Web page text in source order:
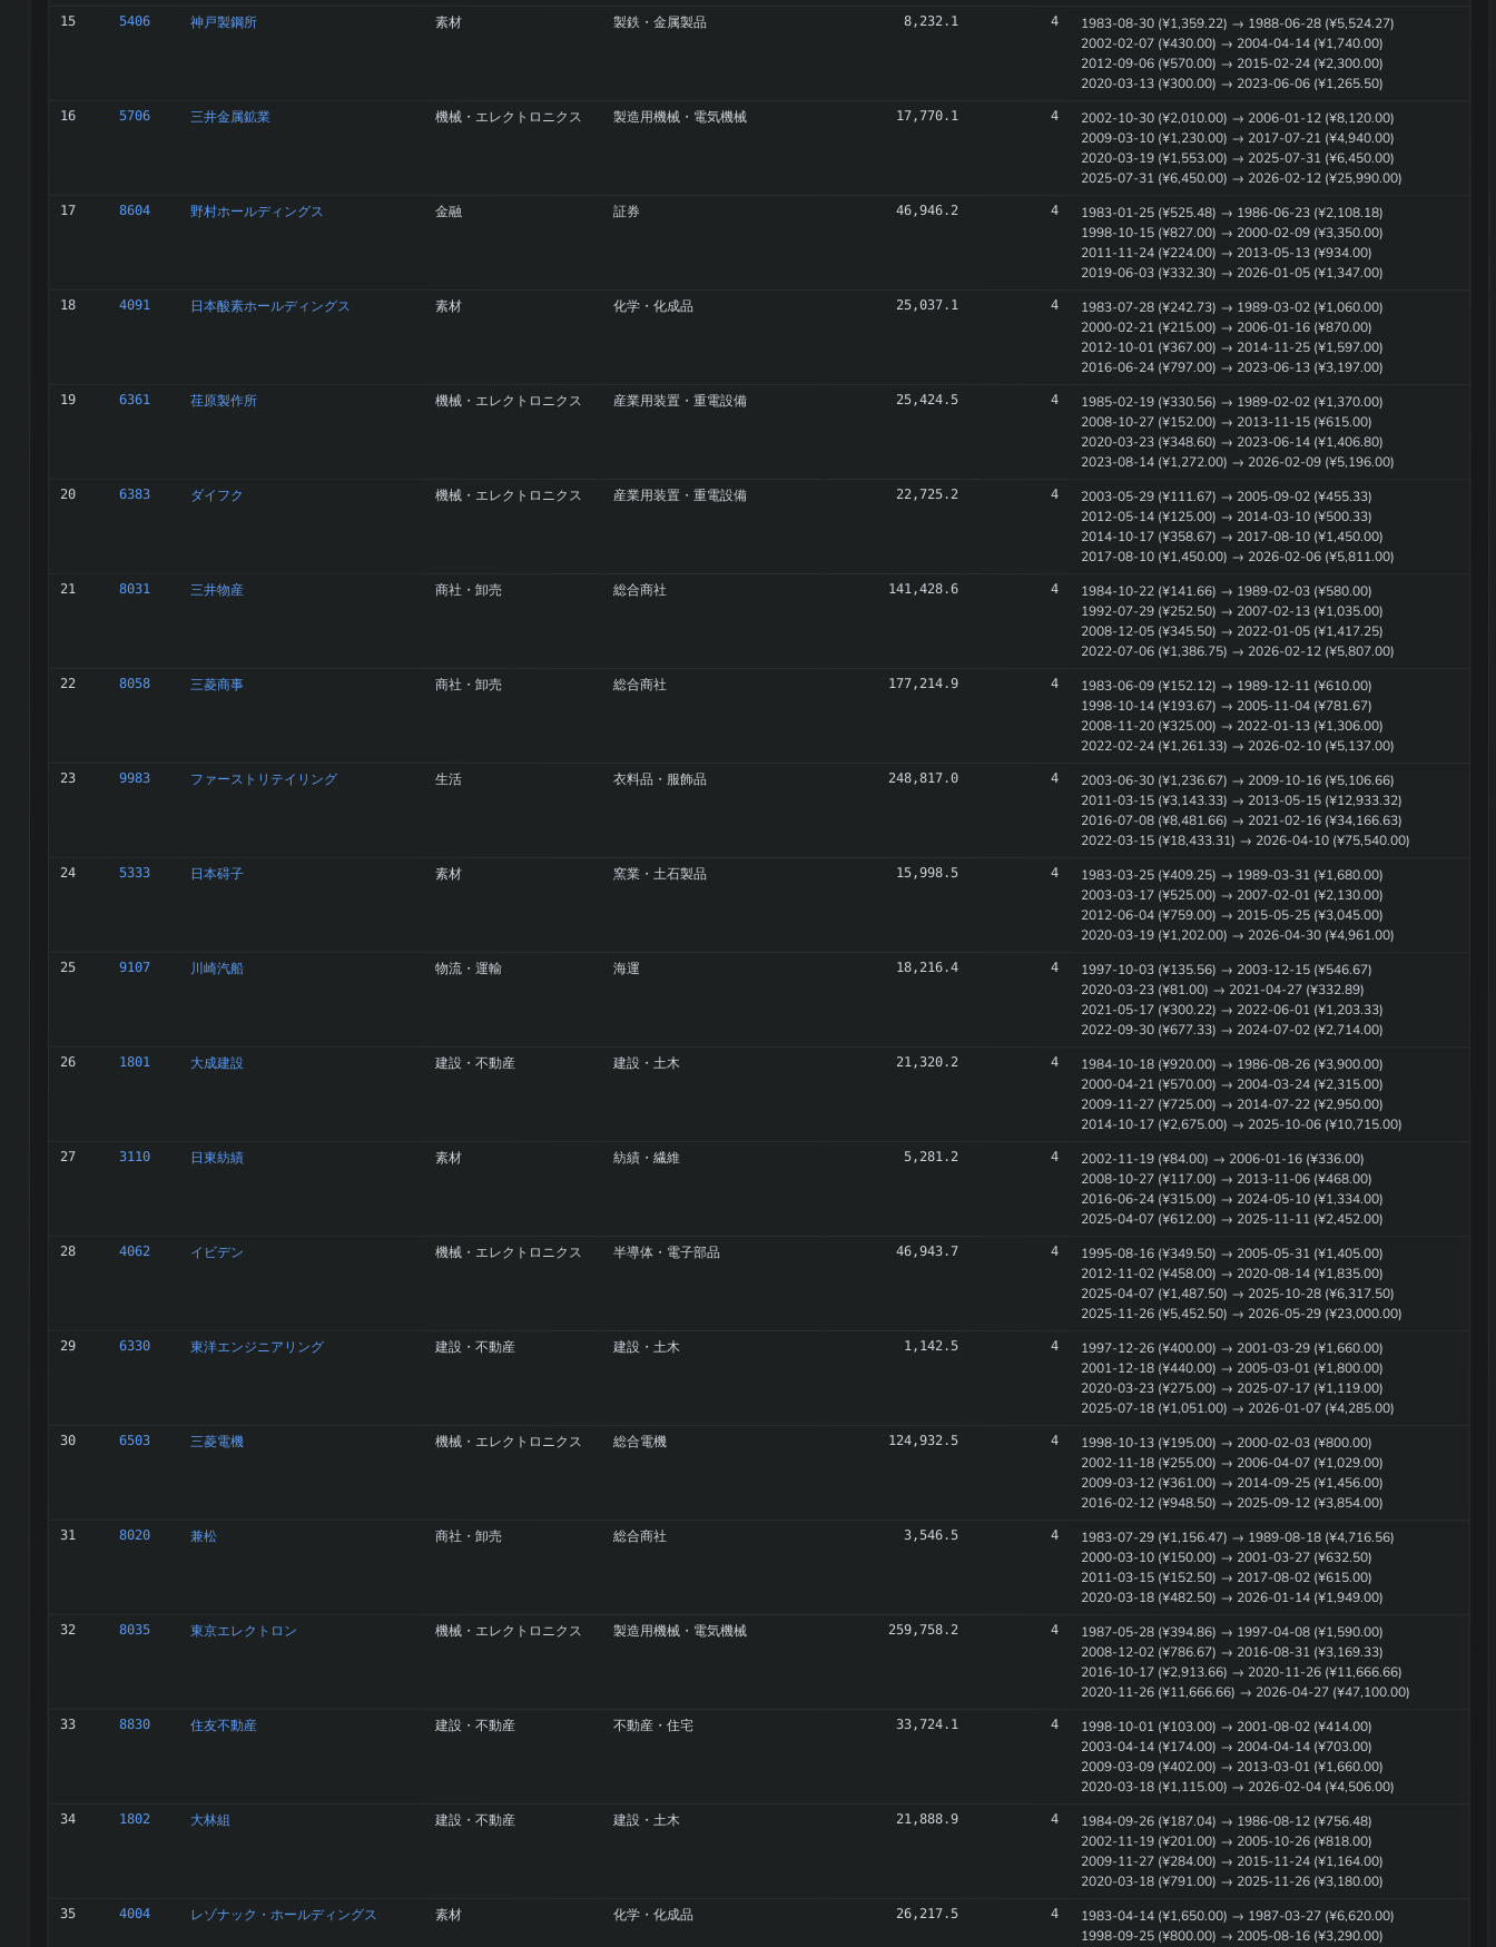
15 5406 神戸製鋼所 素材 製鉄・金属製品 8,232.1 4 1983-08-30 (¥1,359.22) → 1988-06-28 (¥5,524.27)
2002-02-07 (¥430.00) → 2004-04-14 (¥1,740.00)
2012-09-06 (¥570.00) → 2015-02-24 (¥2,300.00)
2020-03-13 (¥300.00) → 2023-06-06 (¥1,265.50)
16 5706 三井金属鉱業 機械・エレクトロニクス 製造用機械・電気機械 17,770.1 4
2002-10-30 (¥2,010.00) → 2006-01-12 (¥8,120.00)
2009-03-10 (¥1,230.00) → 2017-07-21 (¥4,940.00)
2020-03-19 (¥1,553.00) → 2025-07-31 (¥6,450.00)
2025-07-31 (¥6,450.00) → 2026-02-12 (¥25,990.00)
17 8604 野村ホールディングス 金融 証券 46,946.2 4
1983-01-25 (¥525.48) → 1986-06-23 (¥2,108.18)
1998-10-15 (¥827.00) → 2000-02-09 (¥3,350.00)
2011-11-24 (¥224.00) → 2013-05-13 (¥934.00)
2019-06-03 (¥332.30) → 2026-01-05 (¥1,347.00)
18 4091 日本酸素ホールディングス 素材 化学・化成品 25,037.1 4 1983-07-28 (¥242.73) → 1989-03-02 (¥1,060.00)
2000-02-21 (¥215.00) → 2006-01-16 (¥870.00)
2012-10-01 (¥367.00) → 2014-11-25 (¥1,597.00)
2016-06-24 (¥797.00) → 2023-06-13 (¥3,197.00)
19 6361 荏原製作所 機械・エレクトロニクス 産業用装置・重電設備 25,424.5 4 1985-02-19 (¥330.56) → 1989-02-02 (¥1,370.00)
2008-10-27 (¥152.00) → 2013-11-15 (¥615.00)
2020-03-23 (¥348.60) → 2023-06-14 (¥1,406.80)
2023-08-14 (¥1,272.00) → 2026-02-09 (¥5,196.00)
20 6383 ダイフク 機械・エレクトロニクス 産業用装置・重電設備 22,725.2 4
2003-05-29 (¥111.67) → 2005-09-02 (¥455.33)
2012-05-14 (¥125.00) → 2014-03-10 (¥500.33)
2014-10-17 (¥358.67) → 2017-08-10 (¥1,450.00)
2017-08-10 (¥1,450.00) → 2026-02-06 (¥5,811.00)
21 8031 三井物産 商社・卸売 総合商社 141,428.6 4 1984-10-22 (¥141.66) → 1989-02-03 (¥580.00)
1992-07-29 (¥252.50) → 2007-02-13 (¥1,035.00)
2008-12-05 (¥345.50) → 2022-01-05 (¥1,417.25)
2022-07-06 (¥1,386.75) → 2026-02-12 (¥5,807.00)
22 8058 三菱商事 商社・卸売 総合商社 177,214.9 4
1983-06-09 (¥152.12) → 1989-12-11 (¥610.00)
1998-10-14 (¥193.67) → 2005-11-04 (¥781.67)
2008-11-20 (¥325.00) → 2022-01-13 (¥1,306.00)
2022-02-24 (¥1,261.33) → 2026-02-10 (¥5,137.00)
23 9983 ファーストリテイリング 生活 衣料品・服飾品 248,817.0 4 2003-06-30 (¥1,236.67) → 2009-10-16 (¥5,106.66)
2011-03-15 (¥3,143.33) → 2013-05-15 (¥12,933.32)
2016-07-08 (¥8,481.66) → 2021-02-16 (¥34,166.63)
2022-03-15 (¥18,433.31) → 2026-04-10 (¥75,540.00)
24 5333 日本碍子 素材 窯業・土石製品 15,998.5 4
1983-03-25 (¥409.25) → 1989-03-31 (¥1,680.00)
2003-03-17 (¥525.00) → 2007-02-01 (¥2,130.00)
2012-06-04 (¥759.00) → 2015-05-25 (¥3,045.00)
2020-03-19 (¥1,202.00) → 2026-04-30 (¥4,961.00)
25 9107 川崎汽船 物流・運輸 海運 18,216.4 4 1997-10-03 (¥135.56) → 2003-12-15 (¥546.67)
2020-03-23 (¥81.00) → 2021-04-27 (¥332.89)
2021-05-17 (¥300.22) → 2022-06-01 (¥1,203.33)
2022-09-30 (¥677.33) → 2024-07-02 (¥2,714.00)
26 1801 大成建設 建設・不動産 建設・土木 21,320.2 4
1984-10-18 (¥920.00) → 1986-08-26 (¥3,900.00)
2000-04-21 (¥570.00) → 2004-03-24 (¥2,315.00)
2009-11-27 (¥725.00) → 2014-07-22 (¥2,950.00)
2014-10-17 (¥2,675.00) → 2025-10-06 (¥10,715.00)
27 3110 日東紡績 素材 紡績・繊維 5,281.2 4 2002-11-19 (¥84.00) → 2006-01-16 (¥336.00)
2008-10-27 (¥117.00) → 2013-11-06 (¥468.00)
2016-06-24 (¥315.00) → 2024-05-10 (¥1,334.00)
2025-04-07 (¥612.00) → 2025-11-11 (¥2,452.00)
28 4062 イビデン 機械・エレクトロニクス 半導体・電子部品 46,943.7 4
1995-08-16 (¥349.50) → 2005-05-31 (¥1,405.00)
2012-11-02 (¥458.00) → 2020-08-14 (¥1,835.00)
2025-04-07 (¥1,487.50) → 2025-10-28 (¥6,317.50)
2025-11-26 (¥5,452.50) → 2026-05-29 (¥23,000.00)
29 6330 東洋エンジニアリング 建設・不動産 建設・土木 1,142.5 4
1997-12-26 (¥400.00) → 2001-03-29 (¥1,660.00)
2001-12-18 (¥440.00) → 2005-03-01 (¥1,800.00)
2020-03-23 (¥275.00) → 2025-07-17 (¥1,119.00)
2025-07-18 (¥1,051.00) → 2026-01-07 (¥4,285.00)
30 6503 三菱電機 機械・エレクトロニクス 総合電機 124,932.5 4 1998-10-13 (¥195.00) → 2000-02-03 (¥800.00)
2002-11-18 (¥255.00) → 2006-04-07 (¥1,029.00)
2009-03-12 (¥361.00) → 2014-09-25 (¥1,456.00)
2016-02-12 (¥948.50) → 2025-09-12 (¥3,854.00)
31 8020 兼松 商社・卸売 総合商社 3,546.5 4 1983-07-29 (¥1,156.47) → 1989-08-18 (¥4,716.56)
2000-03-10 (¥150.00) → 2001-03-27 (¥632.50)
2011-03-15 (¥152.50) → 2017-08-02 (¥615.00)
2020-03-18 (¥482.50) → 2026-01-14 (¥1,949.00)
32 8035 東京エレクトロン 機械・エレクトロニクス 製造用機械・電気機械 259,758.2 4 1987-05-28 (¥394.86) → 1997-04-08 (¥1,590.00)
2008-12-02 (¥786.67) → 2016-08-31 (¥3,169.33)
2016-10-17 (¥2,913.66) → 2020-11-26 (¥11,666.66)
2020-11-26 (¥11,666.66) → 2026-04-27 (¥47,100.00)
33 8830 住友不動産 建設・不動産 不動産・住宅 33,724.1 4
1998-10-01 (¥103.00) → 2001-08-02 (¥414.00)
2003-04-14 (¥174.00) → 2004-04-14 (¥703.00)
2009-03-09 (¥402.00) → 2013-03-01 (¥1,660.00)
2020-03-18 (¥1,115.00) → 2026-02-04 (¥4,506.00)
34 1802 大林組 建設・不動産 建設・土木 21,888.9 4
1984-09-26 (¥187.04) → 1986-08-12 (¥756.48)
2002-11-19 (¥201.00) → 2005-10-26 (¥818.00)
2009-11-27 (¥284.00) → 2015-11-24 (¥1,164.00)
2020-03-18 (¥791.00) → 2025-11-26 (¥3,180.00)
35 4004 レゾナック・ホールディングス 素材 化学・化成品 26,217.5 4 1983-04-14 (¥1,650.00) → 1987-03-27 (¥6,620.00)
1998-09-25 (¥800.00) → 2005-08-16 (¥3,290.00)